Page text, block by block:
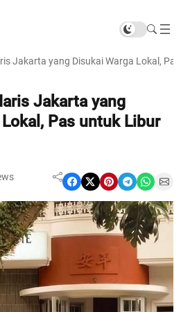
Jakarta yang Disukai Warga Lokal, Pas
Jakarta yang
Pas untuk Libur
Share on Facebook Share on X Share on Pinterest Share on Telegram Share on WhatsApp Share on Email